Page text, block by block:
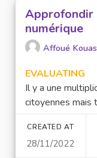
Approfondir
numérique
Affoué
EVALUATING
Il y a une
citoyennes mais
CREATED AT
28/11/2022